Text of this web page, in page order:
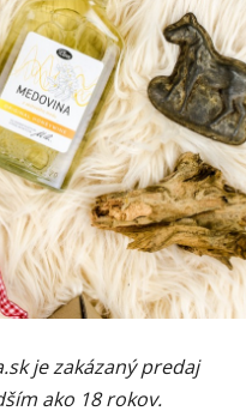
je zakázaný predaj
ako 18 rokov.